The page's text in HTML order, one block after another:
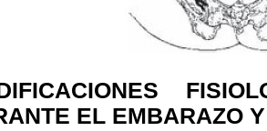
EL EMBARAZO